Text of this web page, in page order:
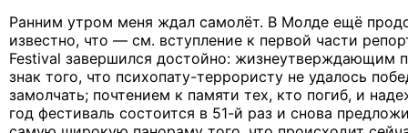
Ранним утром меня ждал самолёт. В Молде ещё
известно, что — см. вступление к первой части
Festival завершился достойно: жизнеутверждающим
знак того, что психопату-террористу не удалось
замолчать; почтением к памяти тех, кто погиб, и
год фестиваль состоится в 51-й раз и снова